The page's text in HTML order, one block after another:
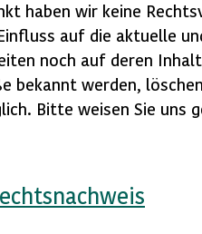
haben wir keine
auf die aktuelle
noch auf deren
bekannt werden,
Bitte weisen Sie uns